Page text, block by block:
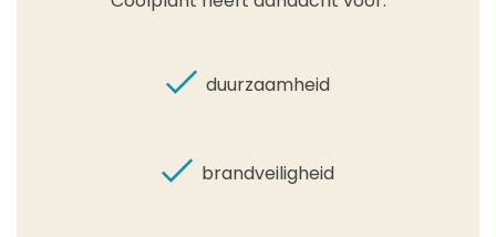
duurzaamheid
brandveiligheid